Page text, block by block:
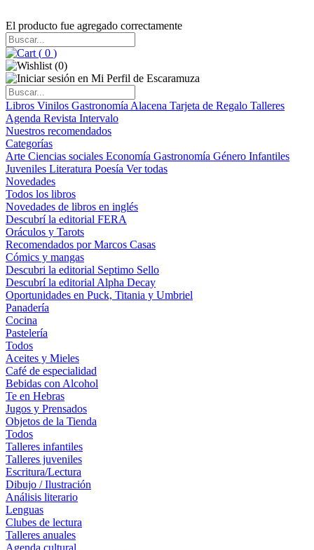
El producto fue agregado correctamente
( 0 )
(0)
Libros Vinilos Gastronomía Alacena Tarjeta de Regalo Talleres
Agenda Revista Intervalo
Nuestros recomendados
Categorías
Arte Ciencias sociales Economía Gastronomía Género Infantiles
Juveniles Literatura Poesía Ver todas
Novedades
Todos los libros
Novedades de libros en inglés
Descubrí la editorial FERA
Oráculos y Tarots
Recomendados por Marcos Casas
Cómics y mangas
Descubri la editorial Septimo Sello
Descubrí la editorial Alpha Decay
Oportunidades en Puck, Titania y Umbriel
Panadería
Cocina
Pastelería
Todos
Aceites y Mieles
Café de especialidad
Bebidas con Alcohol
Te en Hebras
Jugos y Prensados
Objetos de la Tienda
Todos
Talleres infantiles
Talleres juveniles
Escritura/Lectura
Dibujo / Ilustración
Análisis literario
Lenguas
Clubes de lectura
Talleres anuales
Agenda cultural